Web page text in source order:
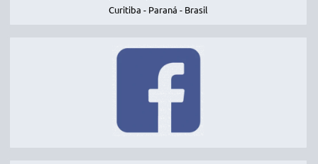
Curitiba - Paraná - Brasil